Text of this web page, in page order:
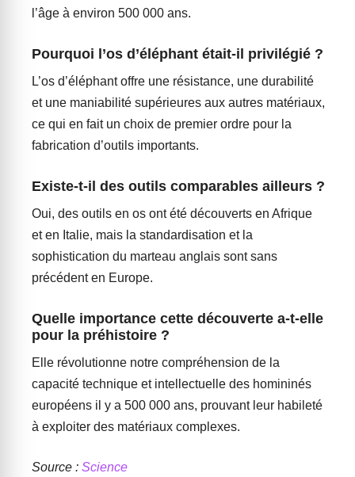
l’âge à environ 500 000 ans.
Pourquoi l’os d’éléphant était-il privilégié ?
L’os d’éléphant offre une résistance, une durabilité
et une maniabilité supérieures aux autres matériaux,
ce qui en fait un choix de premier ordre pour la
fabrication d’outils importants.
Existe-t-il des outils comparables ailleurs ?
Oui, des outils en os ont été découverts en Afrique
et en Italie, mais la standardisation et la
sophistication du marteau anglais sont sans
précédent en Europe.
Quelle importance cette découverte a-t-elle
pour la préhistoire ?
Elle révolutionne notre compréhension de la
capacité technique et intellectuelle des homininés
européens il y a 500 000 ans, prouvant leur habileté
à exploiter des matériaux complexes.
Source : Science